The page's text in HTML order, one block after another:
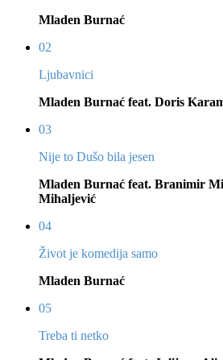
Mladen Burnać
02
Ljubavnici
Mladen Burnać feat. Doris
03
Nije to Dušo bila jesen
Mladen Burnać feat. Branimir
Mihaljević
04
Život je komedija samo
Mladen Burnać
05
Treba ti netko